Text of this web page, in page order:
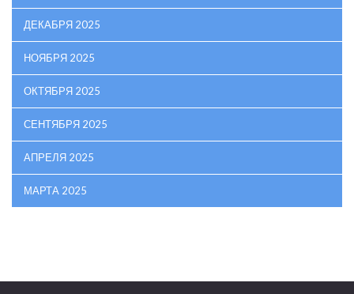
ДЕКАБРЯ 2025
НОЯБРЯ 2025
ОКТЯБРЯ 2025
СЕНТЯБРЯ 2025
АПРЕЛЯ 2025
МАРТА 2025